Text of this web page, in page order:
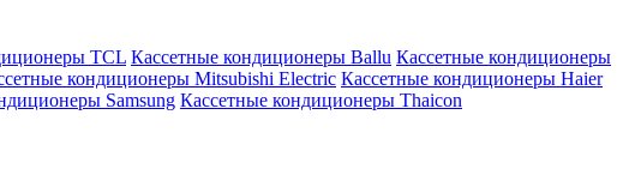
TCL Кассетные кондиционеры Ballu Кассетные кондиционеры
кондиционеры Mitsubishi Electric Кассетные кондиционеры Haier
Samsung Кассетные кондиционеры Thaicon